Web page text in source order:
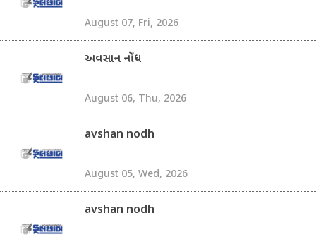
August 07, Fri, 2026
અવસાન નોંધ
August 06, Thu, 2026
avshan nodh
August 05, Wed, 2026
avshan nodh